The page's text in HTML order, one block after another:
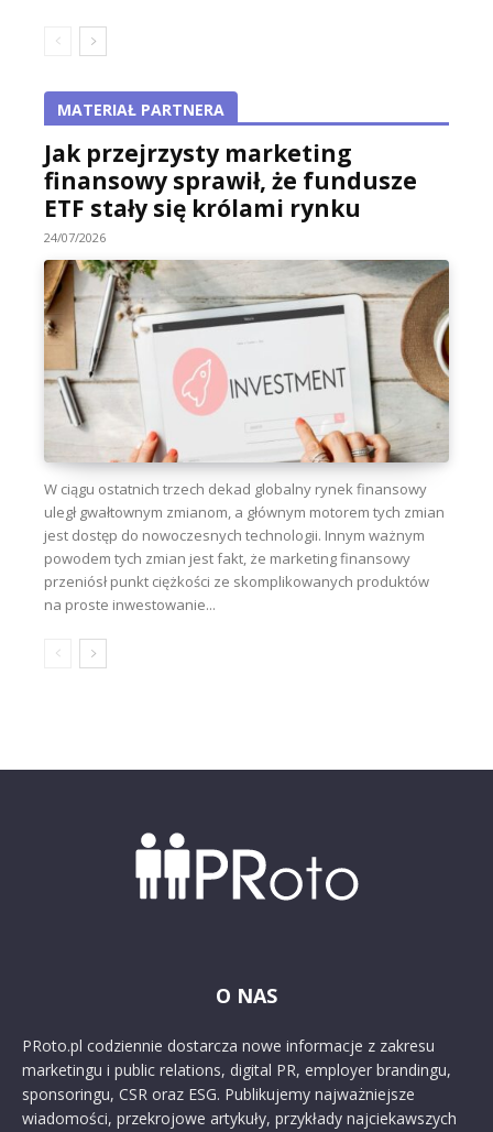
MATERIAŁ PARTNERA
Jak przejrzysty marketing
finansowy sprawił, że fundusze
ETF stały się królami rynku
24/07/2026
W ciągu ostatnich trzech dekad globalny rynek finansowy
uległ gwałtownym zmianom, a głównym motorem tych zmian
jest dostęp do nowoczesnych technologii. Innym ważnym
powodem tych zmian jest fakt, że marketing finansowy
przeniósł punkt ciężkości ze skomplikowanych produktów
na proste inwestowanie...
O NAS
PRoto.pl codziennie dostarcza nowe informacje z zakresu
marketingu i public relations, digital PR, employer brandingu,
sponsoringu, CSR oraz ESG. Publikujemy najważniejsze
wiadomości, przekrojowe artykuły, przykłady najciekawszych